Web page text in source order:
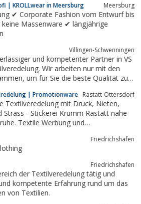
| KROLLwear in Meersburg Meersburg
✔ Corporate Fashion vom Entwurf bis
Massenware ✔ längjährige
Villingen-Schwenningen
Wir arbeiten nur mit den
Qualität zu
| Promotionware Rastatt-Ottersdorf
Strass - Stickerei Krumm Rastatt nahe
Textile Werbung und
Jacken,...
Friedrichshafen
Friedrichshafen
der Textilveredelung tätig und
kompetente Erfahrung rund um das
von Textilien.